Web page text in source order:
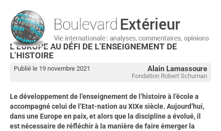
L’EUROPE AU DÉFI DE L’ENSEIGNEMENT DE
L’HISTOIRE
Alain Lamassoure
Fondation Robert Schuman
Publié le 19 novembre 2021
Le développement de l’enseignement de l’histoire à l’école a
accompagné celui de l’Etat-nation au XIXe siècle. Aujourd’hui,
dans une Europe en paix, et alors que la discipline a évolué, il
est nécessaire de réfléchir à la manière de faire émerger la